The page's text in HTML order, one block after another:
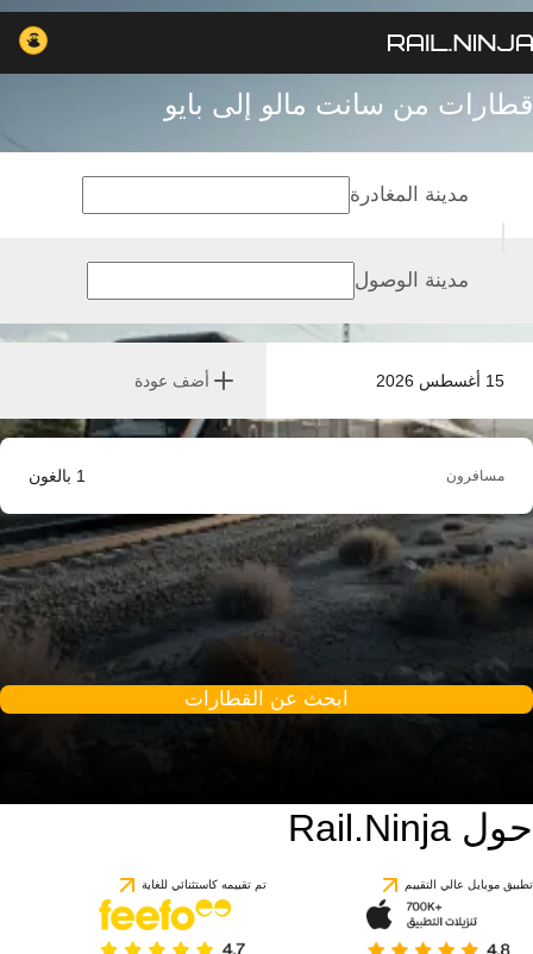
قطارات من سانت مالو إلى بايو
15 أغسطس 2026 أضف عودة
مدينة المغادرة
مدينة الوصول
مسافرون 1 بالغون
ابحث عن القطارات
حول Rail.Ninja
تطبيق موبايل عالي التقييم تم تقييمه كاستثنائي للغاية